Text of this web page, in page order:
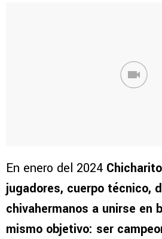
En enero del 2024
jugadores, cuerpo técnico,
chivahermanos a unirse en
mismo objetivo: ser